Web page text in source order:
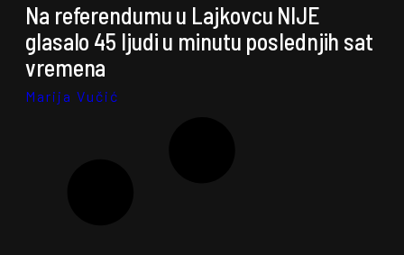
Na referendumu u Lajkovcu NIJE
glasalo 45 ljudi u minutu poslednjih sat
vremena
Marija Vučić